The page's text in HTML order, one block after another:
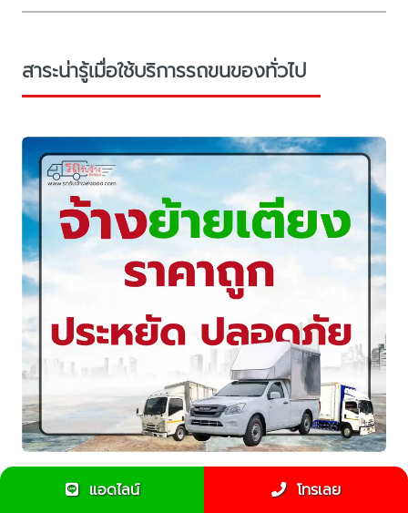
สาระน่ารู้เมื่อใช้บริการรถขนของทั่วไป
รถรับจ้างขนย้ายเตียงนอน บริการรวดเร็ว ปลอดภัย ราคา
แอดไลน์ โทรเลย